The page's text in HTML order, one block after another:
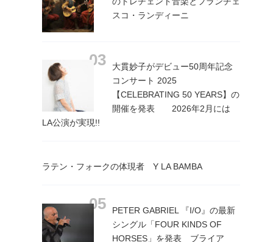
スコ・ランディーニ
大貫妙子がデビュー50周年記念
コンサート 2025
【CELEBRATING 50 YEARS】の
開催を発表 2026年2月には
LA公演が実現!!
ラテン・フォークの体現者 Y LA BAMBA
PETER GABRIEL 『I/O』の最新
シングル「FOUR KINDS OF
HORSES」を発表 ブライア